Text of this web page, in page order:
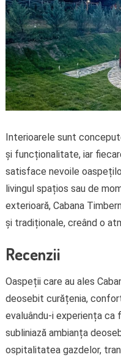
Interioarele sunt
și funcționalitate, iar
satisface nevoile
livingul spațios sau de
exterioară, Cabana
și tradiționale, creând o
Recenzii
Oaspeții care au ales
deosebit curățenia,
evaluându-i experiența ca
subliniază ambianța
ospitalitatea gazdelor,